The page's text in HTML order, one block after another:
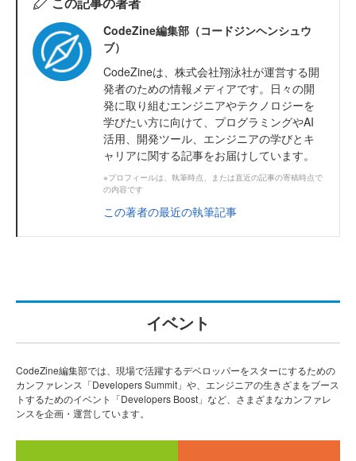
CodeZine編集部（コードジンヘンシュウ
ブ）
CodeZineは、株式会社翔泳社が運営する開
発者のための情報メディアです。日々の開
発に取り組むエンジニアやテクノロジーを
学びたい方に向けて、プログラミングやAI
活用、開発ツール、エンジニアの学びとキ
ャリアに関する記事をお届けしています。
※プロフィールは、執筆時点、または直近の記事の寄稿時点で
の内容です
この著者の最近の執筆記事
イベント
CodeZine編集部では、現場で活躍するデベロッパーをスターにするための
カンファレンス「Developers Summit」や、エンジニアの生きざまをブース
トするためのイベント「Developers Boost」など、さまざまなカンファレ
ンスを企画・運営しています。